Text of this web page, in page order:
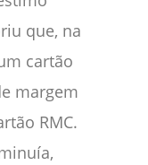
que, na
cartão
margem
RMC.